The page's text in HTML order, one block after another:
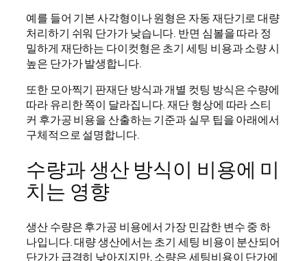
예를 들어 기본 사각형이나 원형은 자동 재단기로 대량
처리하기 쉬워 단가가 낮습니다. 반면 심볼을 따라 정
밀하게 재단하는 다이컷형은 초기 세팅 비용과 소량 시
높은 단가가 발생합니다.
또한 모아찍기 판재단 방식과 개별 컷팅 방식은 수량에
따라 유리한 쪽이 달라집니다. 재단 형상에 따라 스티
커 후가공 비용을 산출하는 기준과 실무 팁을 아래에서
구체적으로 설명합니다.
수량과 생산 방식이 비용에 미
치는 영향
생산 수량은 후가공 비용에서 가장 민감한 변수 중 하
나입니다. 대량 생산에서는 초기 세팅 비용이 분산되어
단가가 급격히 낮아지지만, 소량은 세팅비용이 단가에